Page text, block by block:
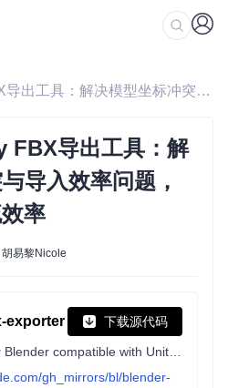
/ Blender到Unity FBX导出工具：解决模型坐标冲突与导入效率问题，提升60%工作流效率
FBX导出工具：解
导入效率问题，
率
易黎Nicole
exporter 下载源代码
gh_mirrors/bl/blender-